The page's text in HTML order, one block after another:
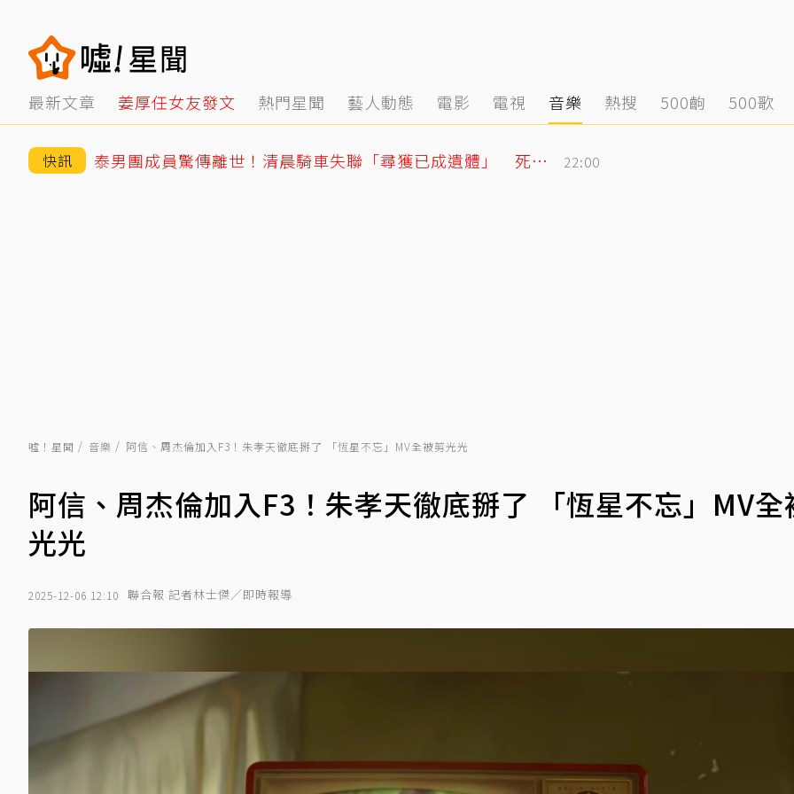
最新文章 姜厚任女友發文 熱門星聞 藝人動態 電影 電視 音樂 熱搜 500齣 500歌
快訊 泰男團成員驚傳離世！清晨騎車失聯「尋獲已成遺體」 死因待調查 22:00
噓！星聞 音樂 阿信、周杰倫加入F3！朱孝天徹底掰了 「恆星不忘」MV全被剪光光
阿信、周杰倫加入F3！朱孝天徹底掰了 「恆星不忘」MV全
光光
2025-12-06 12:10 聯合報 記者林士傑／即時報導